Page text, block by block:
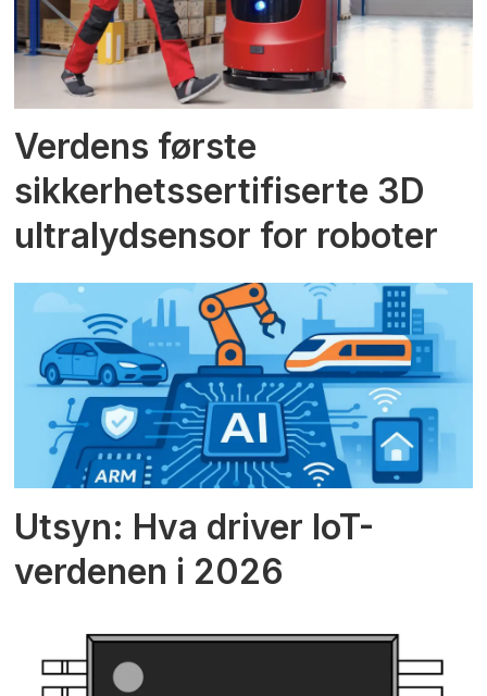
Verdens første
sikkerhetssertifiserte 3D
ultralydsensor for roboter
Utsyn: Hva driver IoT-
verdenen i 2026